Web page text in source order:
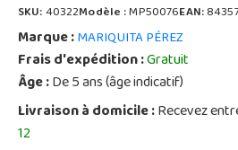
SKU:40322Modèle :MP50076EAN:
Marque :MARIQUITA PÉREZ
Frais d'expédition :Gratuit
Âge :De 5 ans (âge indicatif)
Livraison à domicile :Recevez
12